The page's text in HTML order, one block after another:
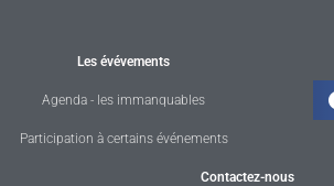
Les évévements
Agenda - les immanquables
Participation à certains événements
Contactez-nous